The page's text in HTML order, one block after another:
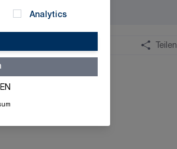
Analytics
Teilen